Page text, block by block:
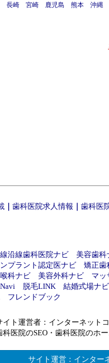
長崎 宮崎 鹿児島 熊本 沖縄
歯科医院求人情報 歯科医
沿線歯科医院ナビ
美容歯科
プラント認定医ナビ
矯正歯
科ナビ 美容外科ナビ
マッ
脱毛LINK
結婚式場ナビ
フレンドブック
イト運営者： インターネット
科医院のSEO ・ 歯科医院のホ
サイト運営： インター